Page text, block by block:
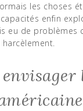
les choses
enfin
eu de problèmes